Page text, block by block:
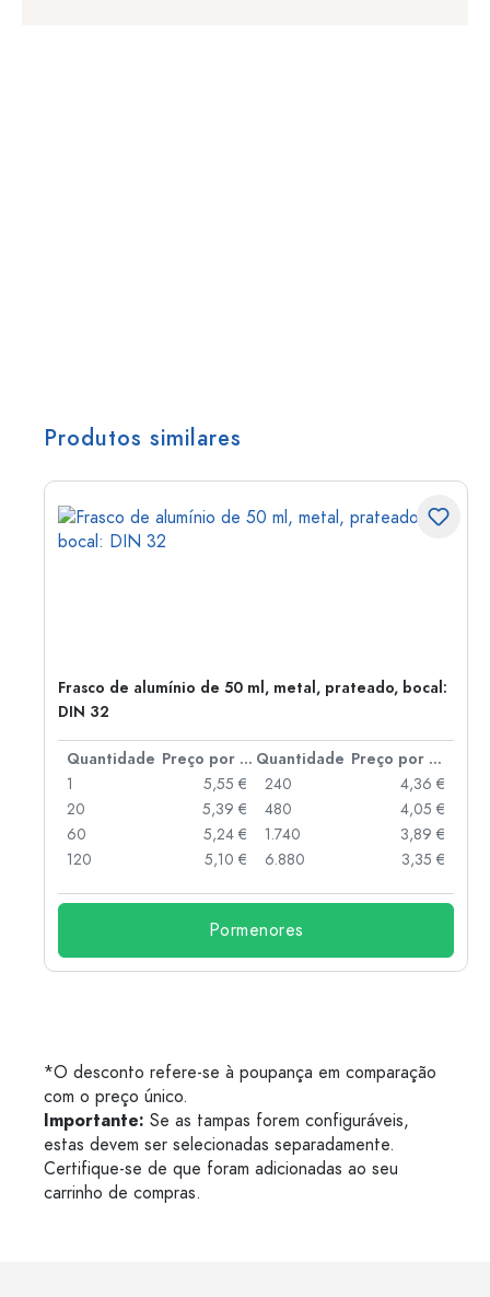
Produtos similares
Frasco de alumínio de 50 ml, metal, prateado, bocal:
DIN 32
Quantidade Preço por peça Quantidade
Preço por peça
1
5,55 €
20
5,39 €
60
5,24 €
120
5,10 €
240
4,36 €
480
4,05 €
1.740
3,89 €
6.880
3,35 €
Pormenores
*O desconto refere-se à poupança em comparação
com o preço único.
Importante: Se as tampas forem configuráveis,
estas devem ser selecionadas separadamente.
Certifique-se de que foram adicionadas ao seu
carrinho de compras.